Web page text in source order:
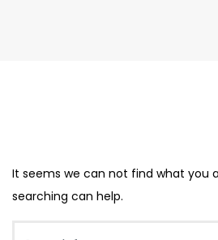
It seems we can not find what you
searching can help.